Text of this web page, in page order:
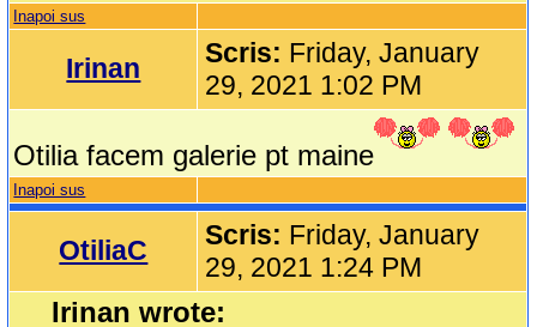
Inapoi sus
Irinan Scris: Friday, January
29, 2021 1:02 PM
Otilia facem galerie pt maine
Inapoi sus
OtiliaC Scris: Friday, January
29, 2021 1:24 PM
Irinan wrote: